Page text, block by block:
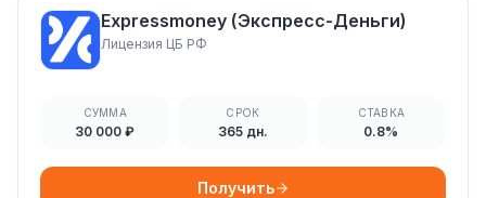
Expressmoney (Экспресс-Деньги)
Лицензия ЦБ РФ
СУММА
30 000 ₽
СРОК
365 дн.
СТАВКА
0.8%
Получить